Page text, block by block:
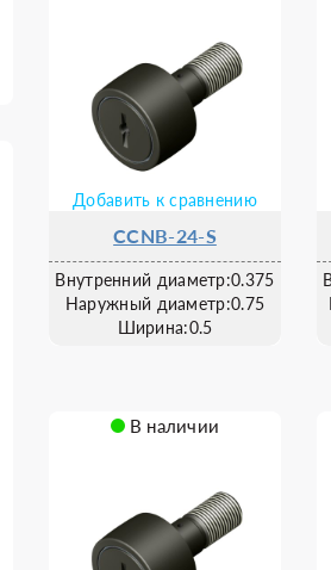
Добавить к сравнению
CCNB-24-S
Внутренний диаметр:0.375
Наружный диаметр:0.75
Ширина:0.5
В наличии